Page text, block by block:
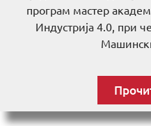
програм мастер
Индустрија 4.0, при